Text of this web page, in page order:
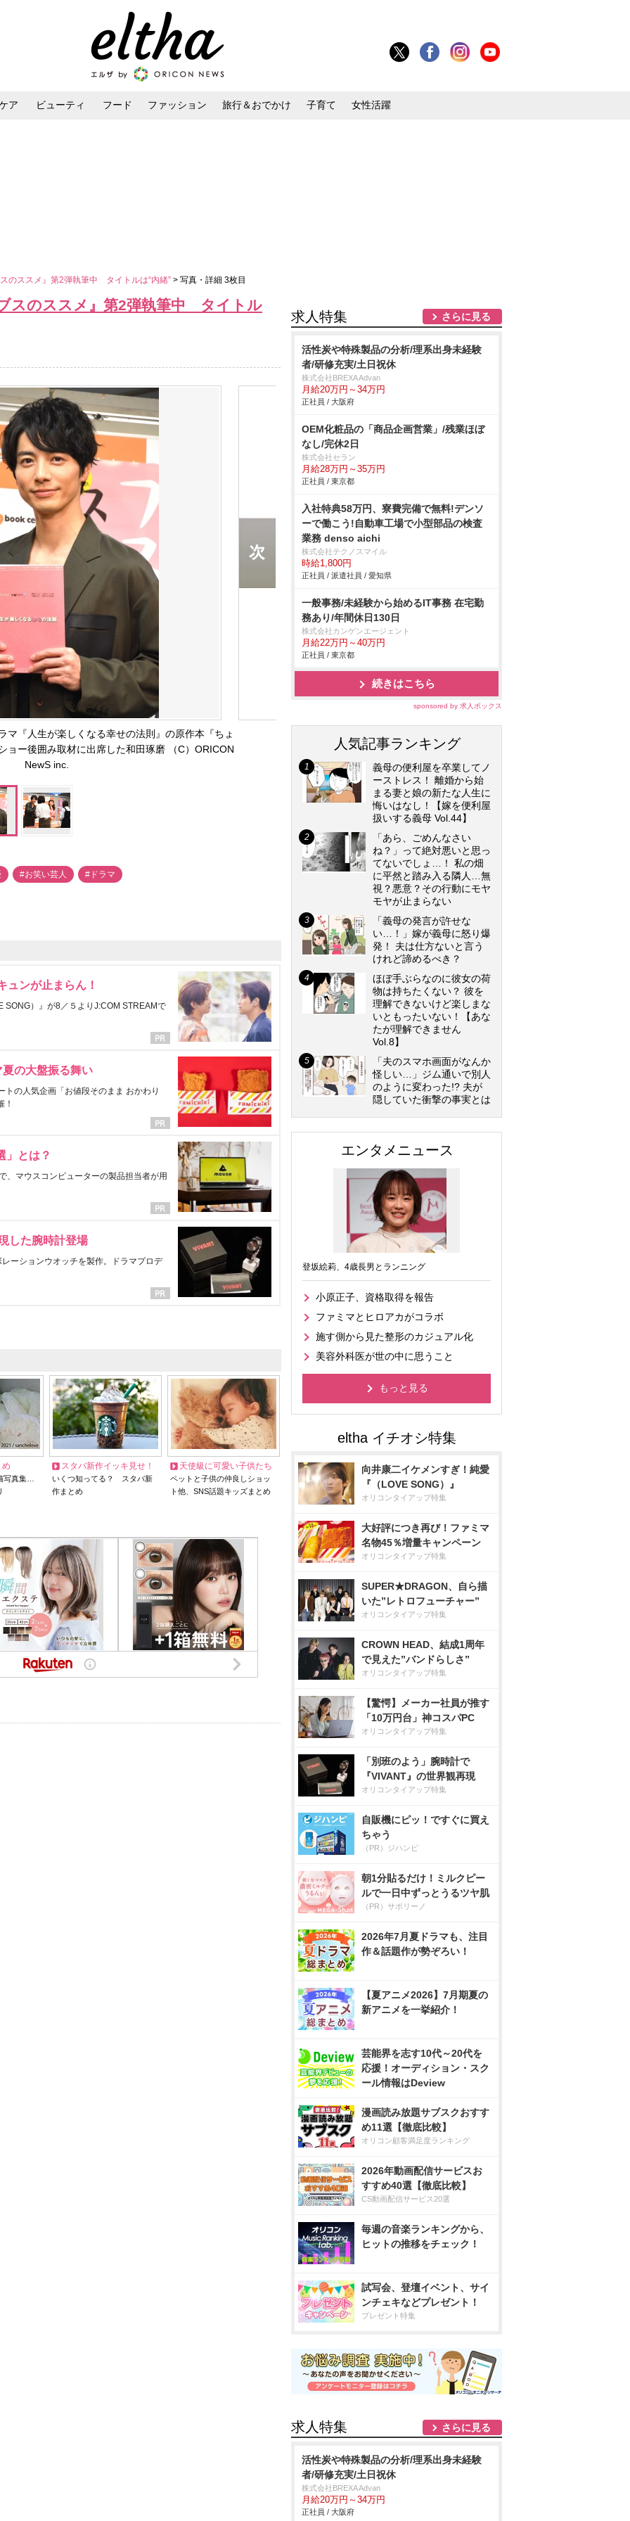
ア ビューティ フード ファッション 旅行＆おでかけ 子育て 女性活躍
のススメ』第2弾執筆中 タイトルは“内緒” > 写真・詳細 3枚目
スのススメ』第2弾執筆中 タイトル
マ『人生が楽しくなる幸せの法則』の原作本『ちょ
ョー後囲み取材に出席した和田琢磨 （C）ORICON
NewS inc.
#お笑い芸人 #ドラマ
ュンが止まらん！
SONG）』が8／５よりJ:COM STREAMで
の大盤振る舞い
の人気企画「お値段そのまま おかわり
！
」とは？
、マウスコンピューターの製品担当者が用
した腕時計登場
ーションウオッチを製作。ドラマプロデ
め
写真集…
スタバ新作イッキ見せ！
いくつ知ってる？ スタバ新
作まとめ
天使級に可愛い子供たち
ペットと子供の仲良しショッ
ト他、SNS話題キッズまとめ
求人特集 さらに見る
活性炭や特殊製品の分析/理系出身未経験
者/研修充実/土日祝休
株式会社BREXA Advan
月給20万円～34万円
正社員 / 大阪府
OEM化粧品の「商品企画営業」/残業ほぼ
なし/完休2日
株式会社セラン
月給28万円～35万円
正社員 / 東京都
入社特典58万円、寮費完備で無料!デンソ
ーで働こう!自動車工場で小型部品の検査
業務 denso aichi
株式会社テクノスマイル
時給1,800円
正社員 / 派遣社員 / 愛知県
一般事務/未経験から始めるIT事務 在宅勤
務あり/年間休日130日
株式会社カンゲンエージェント
月給22万円～40万円
正社員 / 東京都
続きはこちら
sponsored by 求人ボックス
人気記事ランキング
義母の便利屋を卒業してノ
ーストレス！ 離婚から始
まる妻と娘の新たな人生に
悔いはなし！【嫁を便利屋
扱いする義母 Vol.44】
「あら、ごめんなさい
ね？」って絶対悪いと思っ
てないでしょ…！ 私の畑
に平然と踏み入る隣人…無
視？悪意？その行動にモヤ
モヤが止まらない
「義母の発言が許せな
い…！」嫁が義母に怒り爆
発！ 夫は仕方ないと言う
けれど諦めるべき？
ほぼ手ぶらなのに彼女の荷
物は持ちたくない？ 彼を
理解できないけど楽しまな
いともったいない！【あな
たが理解できません
Vol.8】
「夫のスマホ画面がなんか
怪しい…」ジム通いで別人
のように変わった!? 夫が
隠していた衝撃の事実とは
エンタメニュース
登坂絵莉、4歳長男とランニング
小原正子、資格取得を報告
ファミマとヒロアカがコラボ
施す側から見た整形のカジュアル化
美容外科医が世の中に思うこと
もっと見る
向井康二イケメンすぎ！純愛
『（LOVE SONG）』
オリコンタイアップ特集
大好評につき再び！ファミマ
名物45％増量キャンペーン
オリコンタイアップ特集
SUPER★DRAGON、自ら描
いた”レトロフューチャー”
オリコンタイアップ特集
CROWN HEAD、結成1周年
で見えた”バンドらしさ”
オリコンタイアップ特集
【驚愕】メーカー社員が推す
「10万円台」神コスパPC
オリコンタイアップ特集
「別班のよう」腕時計で
『VIVANT』の世界観再現
オリコンタイアップ特集
自販機にピッ！ですぐに買え
ちゃう
（PR）ジハンピ
朝1分貼るだけ！ミルクピー
ルで一日中ずっとうるツヤ肌
（PR）サボリーノ
2026年7月夏ドラマも、注目
作＆話題作が勢ぞろい！
【夏アニメ2026】7月期夏の
新アニメを一挙紹介！
芸能界を志す10代～20代を
応援！オーディション・スク
ール情報はDeview
漫画読み放題サブスクおすす
め11選【徹底比較】
オリコン顧客満足度ランキング
2026年動画配信サービスお
すすめ40選【徹底比較】
CS動画配信サービス20選
毎週の音楽ランキングから、
ヒットの推移をチェック！
試写会、登壇イベント、サイ
ンチェキなどプレゼント！
プレゼント特集
求人特集 さらに見る
活性炭や特殊製品の分析/理系出身未経験
者/研修充実/土日祝休
株式会社BREXA Advan
月給20万円～34万円
正社員 / 大阪府